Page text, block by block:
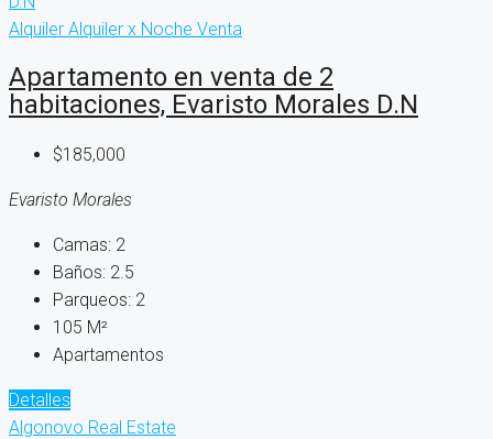
Alquiler Alquiler x Noche Venta
Apartamento en venta de 2
habitaciones, Evaristo Morales D.N
$185,000
Evaristo Morales
Camas: 2
Baños: 2.5
Parqueos: 2
105 M²
Apartamentos
Detalles
Algonovo Real Estate